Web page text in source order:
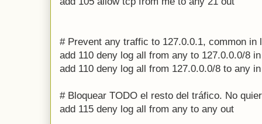
# Prevent any traffic to 127.0.0.1, common in
add 110 deny log all from any to 127.0.0.0/8 in
add 110 deny log all from 127.0.0.0/8 to any in
# Bloquear TODO el resto del tráfico. No
add 115 deny log all from any to any out